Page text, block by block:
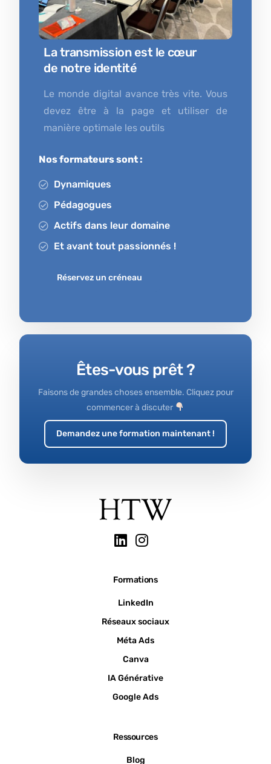
La transmission est le cœur
de notre identité
Le monde digital avance très vite. Vous
devez être à la page et utiliser de
manière optimale les outils
Nos formateurs sont :
Dynamiques
Pédagogues
Actifs dans leur domaine
Et avant tout passionnés !
Réservez un créneau
Êtes-vous prêt ?
Faisons de grandes choses ensemble. Cliquez pour
commencer à discuter
Demandez une formation maintenant !
Formations
LinkedIn
Réseaux sociaux
Méta Ads
Canva
IA Générative
Google Ads
Ressources
Blog